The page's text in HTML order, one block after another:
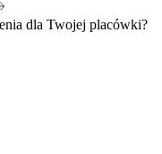
dla Twojej placówki?